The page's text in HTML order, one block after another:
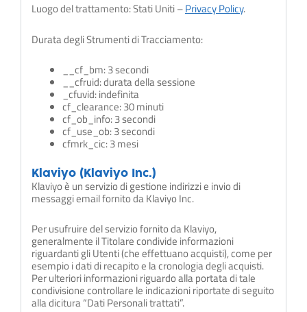
Luogo del trattamento: Stati Uniti –Privacy Policy.
Durata degli Strumenti di Tracciamento:
__cf_bm: 3 secondi
__cfruid: durata della sessione
_cfuvid: indefinita
cf_clearance: 30 minuti
cf_ob_info: 3 secondi
cf_use_ob: 3 secondi
cfmrk_cic: 3 mesi
Klaviyo (Klaviyo Inc.)
Klaviyo è un servizio di gestione indirizzi e invio di
messaggi email fornito da Klaviyo Inc.
Per usufruire del servizio fornito da Klaviyo,
generalmente il Titolare condivide informazioni
riguardanti gli Utenti (che effettuano acquisti), come per
esempio i dati di recapito e la cronologia degli acquisti.
Per ulteriori informazioni riguardo alla portata di tale
condivisione controllare le indicazioni riportate di seguito
alla dicitura “Dati Personali trattati”.